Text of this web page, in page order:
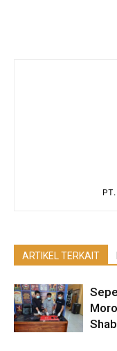
ARTIKEL TERKAIT